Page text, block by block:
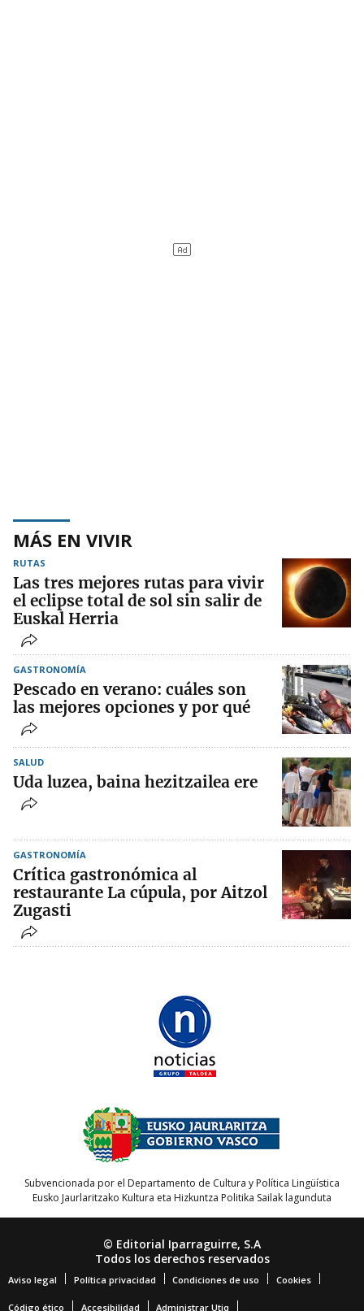
MÁS EN VIVIR
RUTAS
Las tres mejores rutas para vivir
el eclipse total de sol sin salir de
Euskal Herria
GASTRONOMÍA
Pescado en verano: cuáles son
las mejores opciones y por qué
SALUD
Uda luzea, baina hezitzailea ere
GASTRONOMÍA
Crítica gastronómica al
restaurante La cúpula, por Aitzol
Zugasti
Subvencionada por el Departamento de Cultura y Política Lingüística
Eusko Jaurlaritzako Kultura eta Hizkuntza Politika Sailak lagunduta
© Editorial Iparraguirre, S.A
Todos los derechos reservados
Aviso legal Política privacidad Condiciones de uso Cookies
Código ético Accesibilidad Administrar Utiq